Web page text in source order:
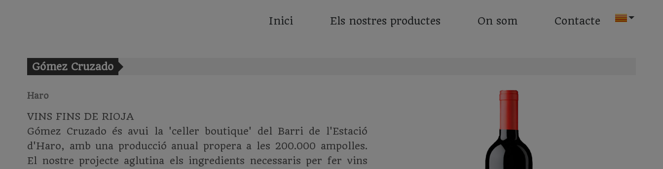
Inici Els nostres productes On som Contacte
Gómez Cruzado
Haro
VINS FINS DE RIOJA
Gómez Cruzado és avui la 'celler boutique' del Barri de l'Estació
d'Haro, amb una producció anual propera a les 200.000 ampolles.
El nostre projecte aglutina els ingredients necessaris per fer vins